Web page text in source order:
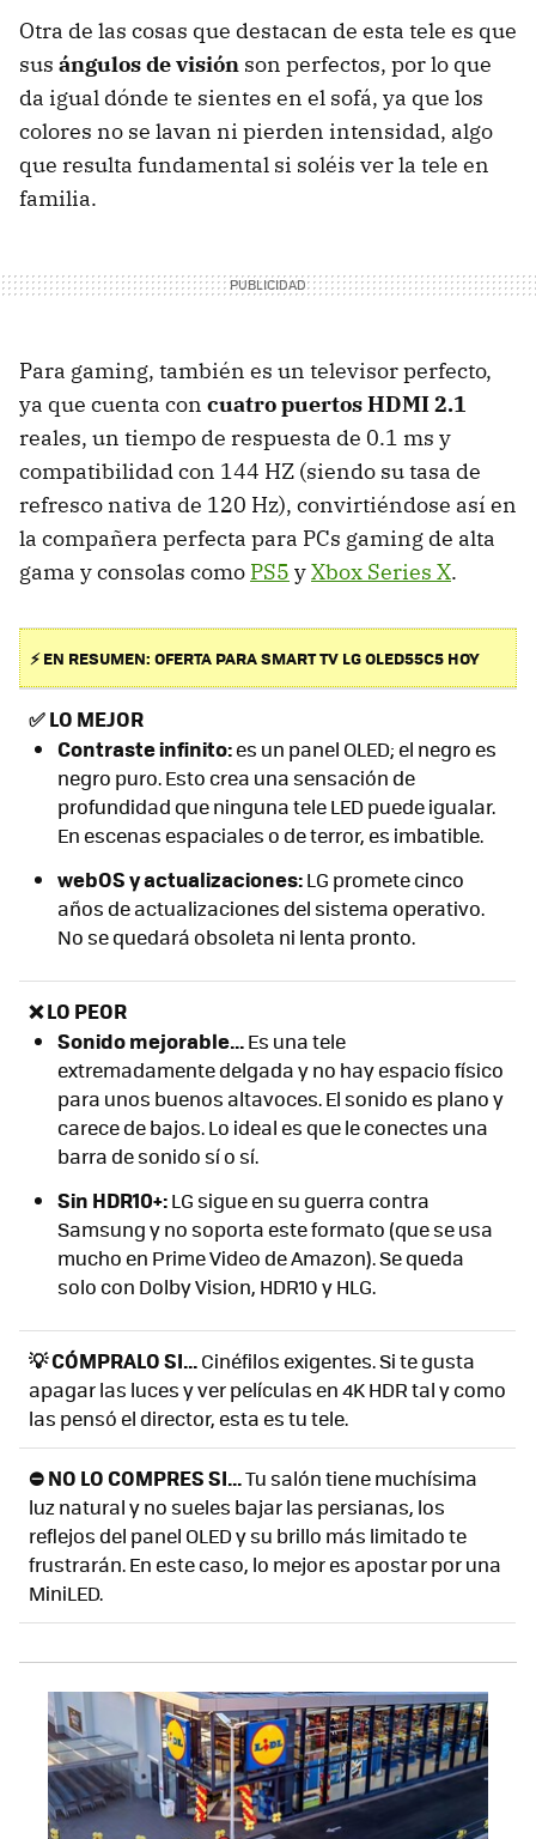
Otra de las cosas que destacan de esta tele es que
sus ángulos de visión son perfectos, por lo que
da igual dónde te sientes en el sofá, ya que los
colores no se lavan ni pierden intensidad, algo
que resulta fundamental si soléis ver la tele en
familia.
Para gaming, también es un televisor perfecto,
ya que cuenta con cuatro puertos HDMI 2.1
reales, un tiempo de respuesta de 0.1 ms y
compatibilidad con 144 HZ (siendo su tasa de
refresco nativa de 120 Hz), convirtiéndose así en
la compañera perfecta para PCs gaming de alta
gama y consolas como PS5 yXbox Series X.
⚡ EN RESUMEN: OFERTA PARA SMART TV LG OLED55C5 HOY
✅LO MEJOR
Contraste infinito:es un panel OLED; el negro es
negro puro. Esto crea una sensación de
profundidad que ninguna tele LED puede igualar.
En escenas espaciales o de terror, es imbatible.
webOS y actualizaciones:LG promete cinco
años de actualizaciones del sistema operativo.
No se quedará obsoleta ni lenta pronto.
❌ LO PEOR
Sonido mejorable...Es una tele
extremadamente delgada y no hay espacio físico
para unos buenos altavoces. El sonido es plano y
carece de bajos. Lo ideal es que le conectes una
barra de sonido sí o sí.
Sin HDR10+:LG sigue en su guerra contra
Samsung y no soporta este formato (que se usa
mucho en Prime Video de Amazon). Se queda
solo con Dolby Vision, HDR10 y HLG.
💡 CÓMPRALO SI...Cinéfilos exigentes. Si te gusta
apagar las luces y ver películas en 4K HDR tal y como
las pensó el director, esta es tu tele.
⛔ NO LO COMPRES SI...Tu salón tiene muchísima
luz natural y no sueles bajar las persianas, los
reflejos del panel OLED y su brillo más limitado te
frustrarán. En este caso, lo mejor es apostar por una
MiniLED.